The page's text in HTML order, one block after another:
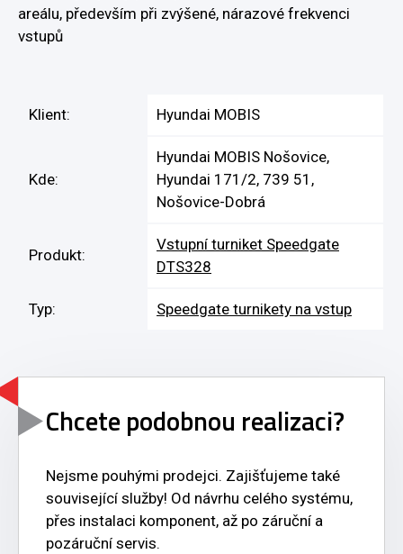
areálu, především při zvýšené, nárazové frekvenci
vstupů
Klient: Hyundai MOBIS
Kde:
Hyundai MOBIS Nošovice,
Hyundai 171/2, 739 51,
Nošovice-Dobrá
Produkt:
Vstupní turniket Speedgate
DTS328
Typ: Speedgate turnikety na vstup
Chcete podobnou realizaci?
Nejsme pouhými prodejci. Zajišťujeme také
související služby! Od návrhu celého systému,
přes instalaci komponent, až po záruční a
pozáruční servis.